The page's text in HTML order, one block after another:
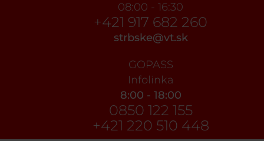
08:00 - 16:30
+421 917 682 260
strbske@vt.sk
GOPASS
Infolinka
8:00 - 18:00
0850 122 155
+421 220 510 448